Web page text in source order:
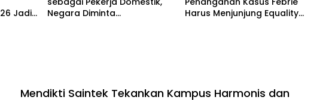
Jadi
Negara Diminta
Harus Menjunjung Equality
Mendikti Saintek Tekankan Kampus Harmonis dan